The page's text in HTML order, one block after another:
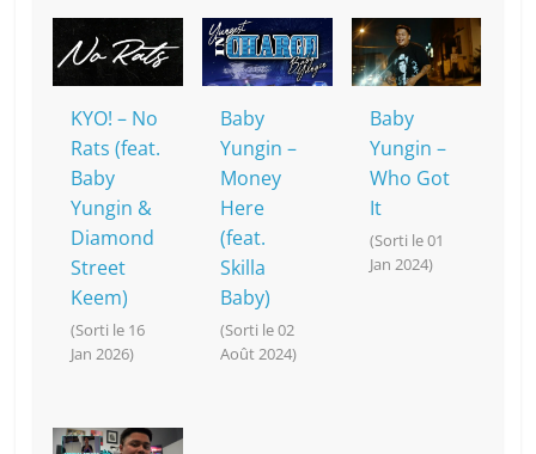
o
o
k
h
at
p
p
n
k
KYO! – No
Rats (feat.
Baby
Yungin &
Diamond
Street
Keem)
(Sorti le 16
Jan 2026)
Baby
Yungin –
Money
Here
(feat.
Skilla
Baby)
(Sorti le 02
Août 2024)
Baby
Yungin –
Who Got
It
(Sorti le 01
Jan 2024)